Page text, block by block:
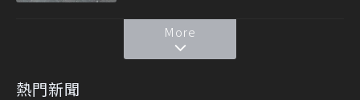
More
熱門新聞